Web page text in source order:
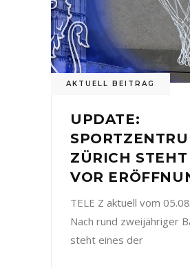
AKTUELL BEITRAG
UPDATE:
ZÜRICH
VOR
TELE Z aktuell vom
Nach rund zweijähriger
steht eines der